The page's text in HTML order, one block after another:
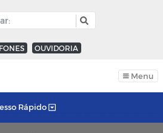
OUVIDORIA
Menu
Rápido